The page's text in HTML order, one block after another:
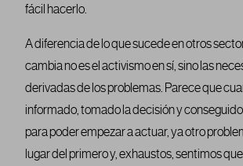
fácil hacerlo.
A diferencia de lo que sucede en otros
cambia no es el activismo en sí, sino las
derivadas de los problemas. Parece que
informado, tomado la decisión y
para poder empezar a actuar, ya otro
lugar del primero y, exhaustos, sentimos